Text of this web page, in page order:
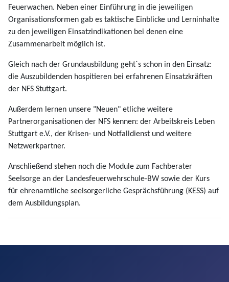
Feuerwachen. Neben einer Einführung in die jeweiligen
Organisationsformen gab es taktische Einblicke und Lerninhalte
zu den jeweiligen Einsatzindikationen bei denen eine
Zusammenarbeit möglich ist.
Gleich nach der Grundausbildung geht´s schon in den Einsatz:
die Auszubildenden hospitieren bei erfahrenen Einsatzkräften
der NFS Stuttgart.
Außerdem lernen unsere "Neuen" etliche weitere
Partnerorganisationen der NFS kennen: der Arbeitskreis Leben
Stuttgart e.V., der Krisen- und Notfalldienst und weitere
Netzwerkpartner.
Anschließend stehen noch die Module zum Fachberater
Seelsorge an der Landesfeuerwehrschule-BW sowie der Kurs
für ehrenamtliche seelsorgerliche Gesprächsführung (KESS) auf
dem Ausbildungsplan.